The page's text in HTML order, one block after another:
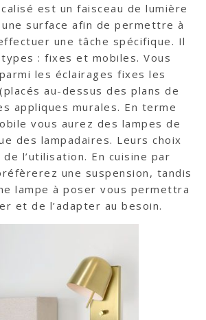
est un faisceau de lumière
surface afin de permettre à
une tâche spécifique. Il
: fixes et mobiles. Vous
les éclairages fixes les
au-dessus des plans de
appliques murales. En terme
vous aurez des lampes de
des lampadaires. Leurs choix
l’utilisation. En cuisine par
une suspension, tandis
lampe à poser vous permettra
et de l’adapter au besoin.